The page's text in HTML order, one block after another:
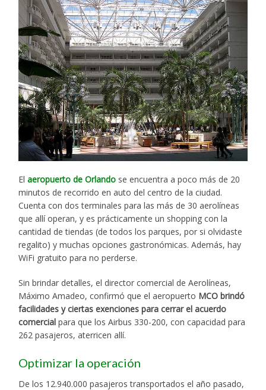
Elaeropuerto de Orlando se encuentra a poco más de 20
minutos de recorrido en auto del centro de la ciudad.
Cuenta con dos terminales para las más de 30 aerolíneas
que allí operan, y es prácticamente un shopping con la
cantidad de tiendas (de todos los parques, por si olvidaste
regalito) y muchas opciones gastronómicas. Además, hay
WiFi gratuito para no perderse.
Sin brindar detalles, el director comercial de Aerolíneas,
Máximo Amadeo, confirmó que el aeropuerto MCO brindó
facilidades y ciertas exenciones para cerrar el acuerdo
comercial para que los Airbus 330-200, con capacidad para
262 pasajeros, aterricen allí.
Optimizar la operación
De los 12.940.000 pasajeros transportados el año pasado,